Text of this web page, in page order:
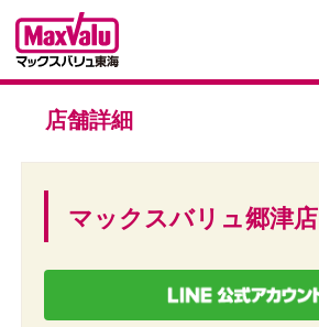
店舗詳細
マックスバリュ郷津店